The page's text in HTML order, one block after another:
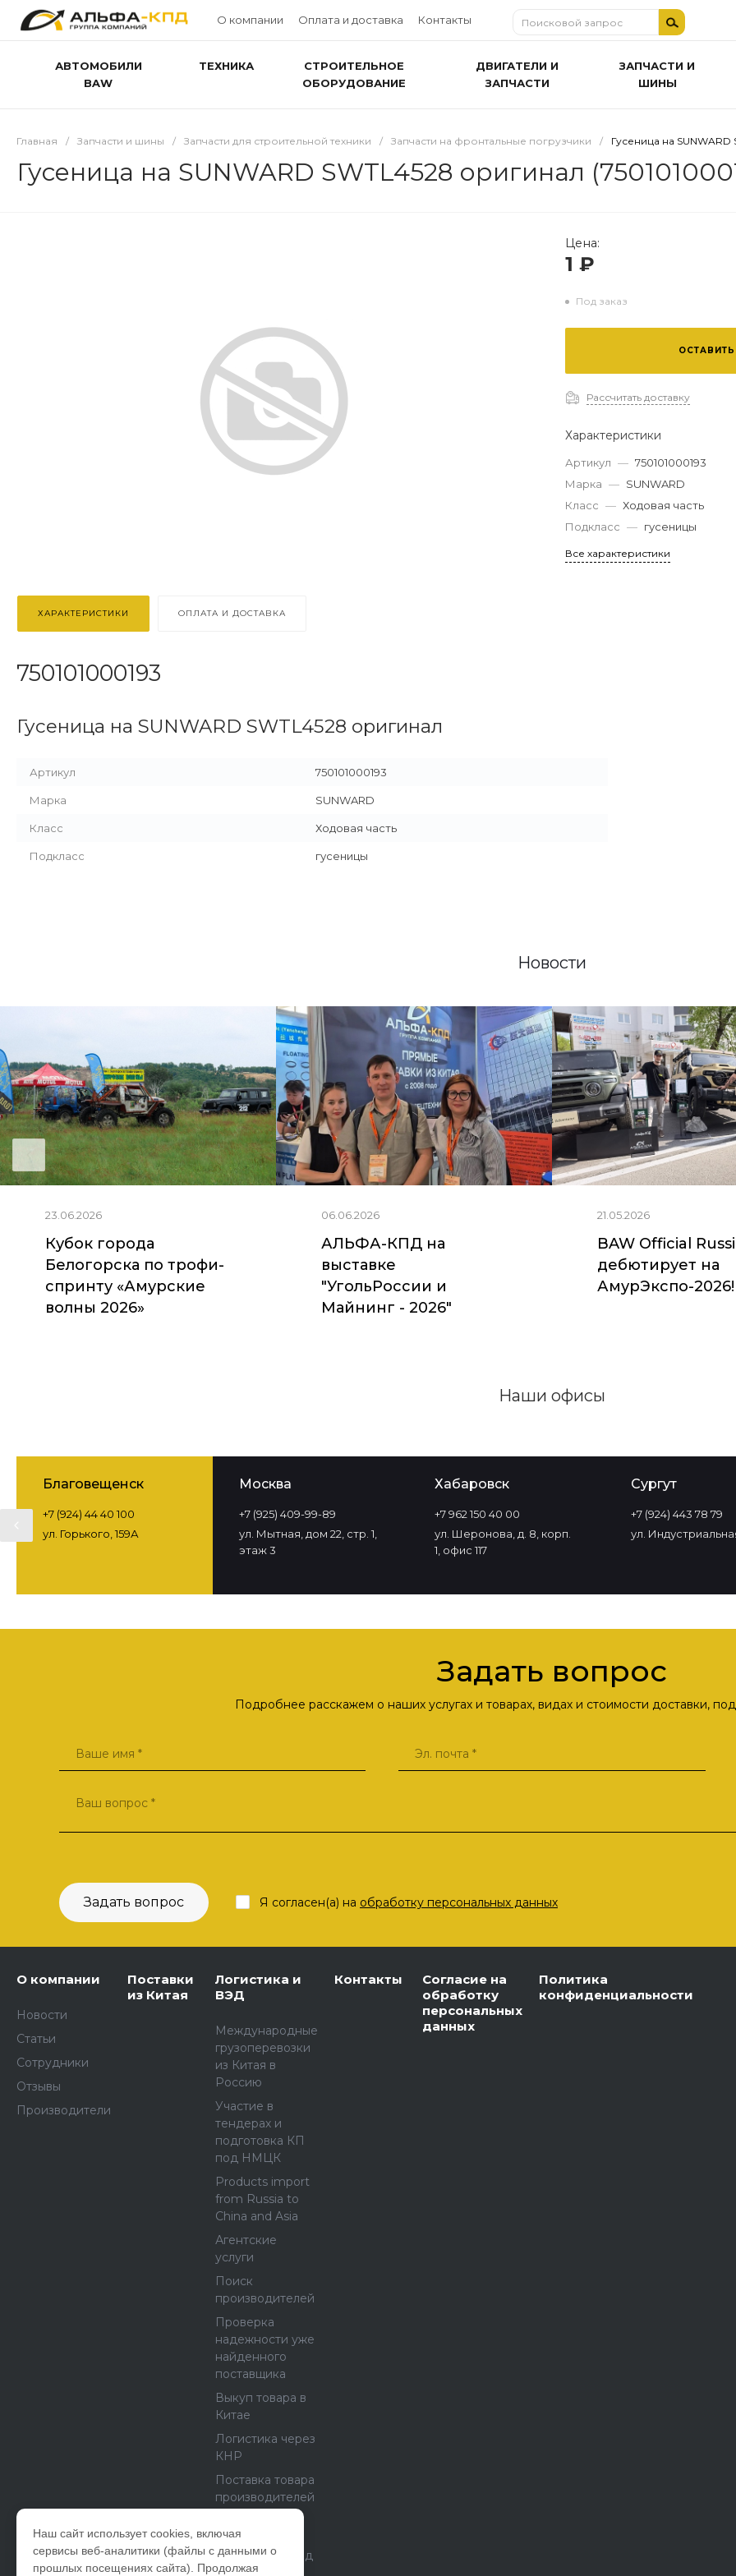
О компании Оплата и доставка Контакты
АВТОМОБИЛИ
BAW
ТЕХНИКА
СТРОИТЕЛЬНОЕ
ОБОРУДОВАНИЕ
ДВИГАТЕЛИ И
ЗАПЧАСТИ
ЗАПЧАСТИ И
ШИНЫ
Главная / Запчасти и шины / Запчасти для строительной техники / Запчасти на фронтальные погрузчики / Гусеница на SUNWARD
Гусеница на SUNWARD SWTL4528 оригинал
Цена:
1 ₽
Под заказ
Рассчитать доставку
Характеристики
Артикул — 750101000193
Марка — SUNWARD
Класс — Ходовая часть
Подкласс — гусеницы
Все характеристики
ХАРАКТЕРИСТИКИ ОПЛАТА И ДОСТАВКА
750101000193
Гусеница на SUNWARD SWTL4528 оригинал
Артикул 750101000193
Марка SUNWARD
Класс Ходовая часть
Подкласс гусеницы
Наш сайт использует cookies, включая
сервисы веб-аналитики (файлы с данными о
прошлых посещениях сайта). Продолжая
Новости
23.06.2026
Кубок города
Белогорска по трофи-
спринту «Амурские
волны 2026»
06.06.2026
АЛЬФА-КПД на
выставке
"УгольРоссии и
Майнинг - 2026"
21.05.2026
BAW Official
дебютирует на
АмурЭкспо-2026!
Наши офисы
Благовещенск
+7 (924) 44 40 100
ул. Горького, 159А
Москва
+7 (925) 409-99-89
ул. Мытная, дом 22, стр. 1,
этаж 3
Хабаровск
+7 962 150 40 00
ул. Шеронова, д. 8, корп.
1, офис 117
Сургут
+7 (924) 443 78 79
ул.
Задать вопрос
Подробнее расскажем о наших услугах и товарах, видах и стоимости доставки,
Задать вопрос Я согласен(а) на обработку персональных данных
О компании
Новости
Статьи
Сотрудники
Отзывы
Производители
Поставки
из Китая
Логистика и
ВЭД
Международные
грузоперевозки
из Китая в
Россию
Участие в
тендерах и
подготовка КП
под НМЦК
Products import
from Russia to
China and Asia
Агентские
услуги
Поиск
производителей
Проверка
надежности уже
найденного
поставщика
Выкуп товара в
Китае
Логистика через
КНР
Поставка товара
производителей
США
Бетонный завод
как бизнес
Контакты
Согласие на
обработку
персональных
данных
Политика
конфиденциальности